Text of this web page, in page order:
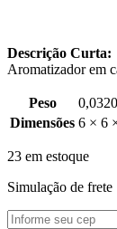
Descrição Curta:
Aromatizador em
Peso
Dimensões 6 × 6
23 em estoque
Simulação de frete